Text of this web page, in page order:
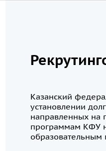
Казанский
установлении
направленных на
программам КФУ